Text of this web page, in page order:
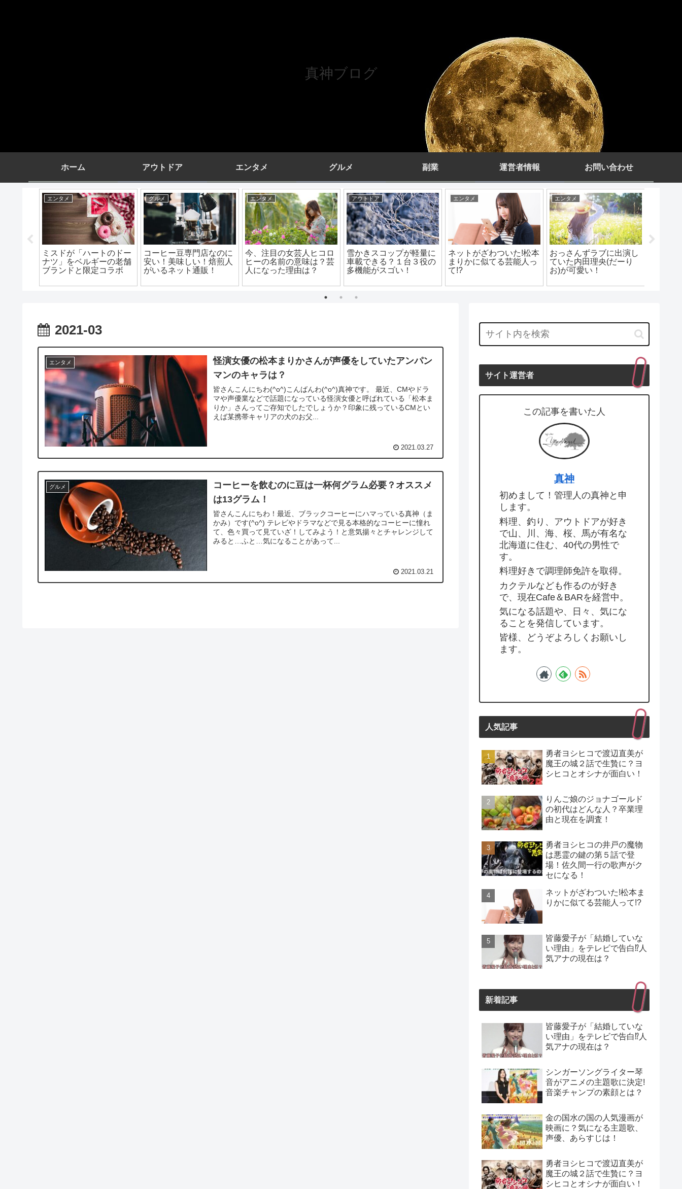
真神ブログ
ホーム アウトドア エンタメ グルメ 副業 運営者情報 お問い合わせ
エンタメ
りんご娘のリーダー王林
の出身大学はどこ？経営
法学を学んでいた！
グルメ
話題のダイソーメスティ
ンを○○を使ってシーズニ
ングを簡単に出来る方法
エンタメ
ロンハー企画！パンサー
からコヨーテに？新メン
誰？本名や経歴や職業
エンタメ
皆藤愛子が「結婚してい
ない理由」をテレビで告
白⁉人気アナの現在は？
エンタメ
怪演女優の松本まりかさ
んが声優をしていたアン
パンマンのキャラは？
エンタメ
「ロンドンハーツ」のド
ッキリ企画でパンサーに
のもっくんって誰？
2021-03
エンタメ
怪演女優の松本まりかさんが声優をしていたアンパン
マンのキャラは？
皆さんこんにちわ(^o^)こんばんわ(^o^)真神です。 最近、CMやドラ
マや声優業などで話題になっている怪演女優と呼ばれている「松本ま
りか」さんってご存知でしたでしょうか？印象に残っているCMとい
えば某携帯キャリアの犬のお父...
2021.03.27
グルメ
コーヒーを飲むのに豆は一杯何グラム必要？オススメ
は13グラム！
皆さんこんにちわ！最近、ブラックコーヒーにハマっている真神（ま
かみ）です(^o^) テレビやドラマなどで見る本格的なコーヒーに憧れ
て、色々買って見ていざ！してみよう！と意気揚々とチャレンジして
みると…ふと…気になることがあって...
2021.03.21
サイト運営者
この記事を書いた人
真神
初めまして！管理人の真神と申
します。
料理、釣り、アウトドアが好き
で山、川、海、桜、馬が有名な
北海道に住む、40代の男性で
す。
料理好きで調理師免許を取得。
カクテルなども作るのが好き
で、現在Cafe＆BARを経営中。
気になる話題や、日々、気にな
ることを発信しています。
皆様、どうぞよろしくお願いし
ます。
人気記事
勇者ヨシヒコで渡辺直美が
魔王の城２話で生贄に？ヨ
シヒコとオシナが面白い！
りんご娘のジョナゴールド
の初代はどんな人？卒業理
由と現在を調査！
勇者ヨシヒコの井戸の魔物
は悪霊の鍵の第５話で登
場！佐久間一行の歌声がク
セになる！
ネットがざわついた!松本ま
りかに似てる芸能人って!?
皆藤愛子が「結婚していな
い理由」をテレビで告白⁉人
気アナの現在は？
新着記事
皆藤愛子が「結婚していな
い理由」をテレビで告白⁉人
気アナの現在は？
シンガーソングライター琴
音がアニメの主題歌に決定!
音楽チャンプの素顔とは？
金の国水の国の人気漫画が
映画に？気になる主題歌、
声優、あらすじは！
勇者ヨシヒコで渡辺直美が
魔王の城２話で生贄に？ヨ
シヒコとオシナが面白い！